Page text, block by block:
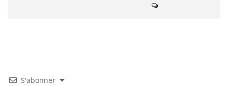
S'abonner